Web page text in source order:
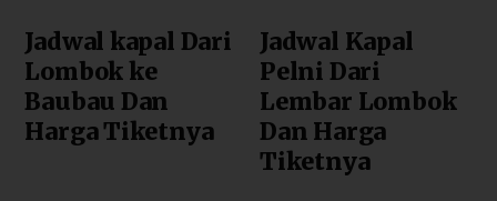
Jadwal kapal Dari
Lombok ke
Baubau Dan
Harga Tiketnya
Jadwal Kapal
Pelni Dari
Lembar Lombok
Dan Harga
Tiketnya